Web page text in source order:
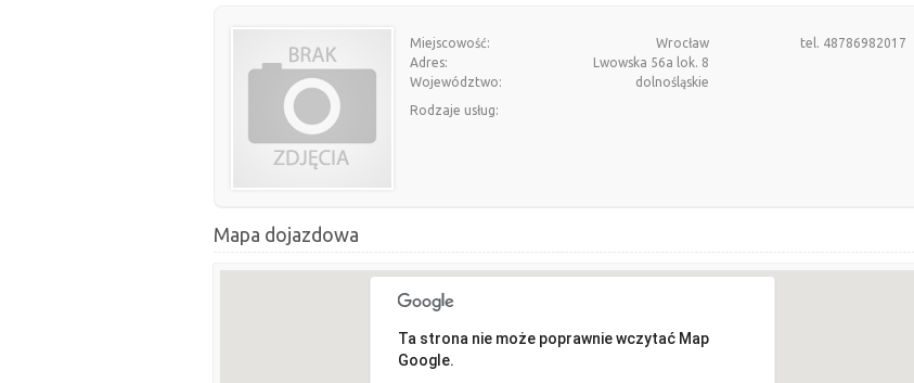
Miejscowość:
Wrocław
Adres:
Lwowska 56a lok. 8
Województwo:
dolnośląskie
tel. 48786982017
Rodzaje usług:
Mapa dojazdowa
Ta strona nie może poprawnie wczytać Map
Google.